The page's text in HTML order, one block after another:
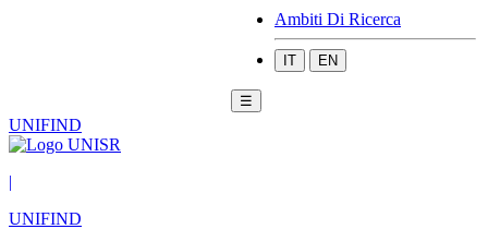
Ambiti Di Ricerca
IT EN
☰
UNIFIND
|
UNIFIND